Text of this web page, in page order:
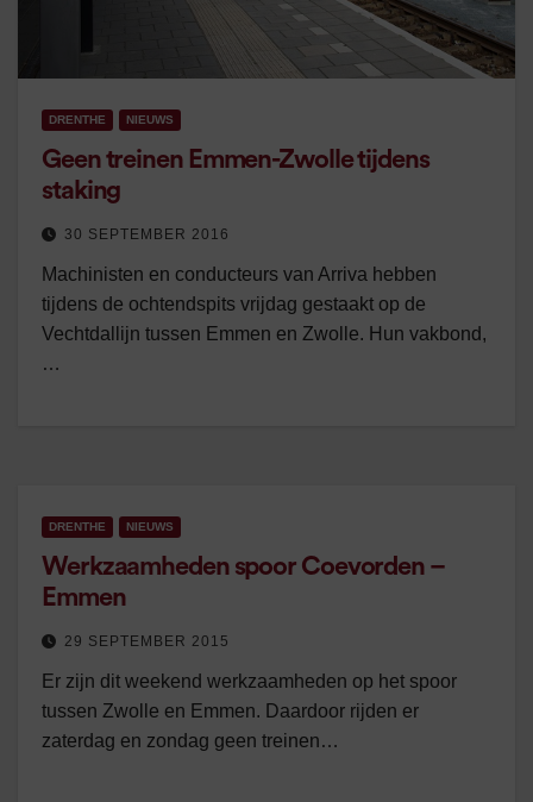
DRENTHE NIEUWS
Geen treinen Emmen-Zwolle tijdens
staking
30 SEPTEMBER 2016
Machinisten en conducteurs van Arriva hebben
tijdens de ochtendspits vrijdag gestaakt op de
Vechtdallijn tussen Emmen en Zwolle. Hun vakbond,
…
DRENTHE NIEUWS
Werkzaamheden spoor Coevorden –
Emmen
29 SEPTEMBER 2015
Er zijn dit weekend werkzaamheden op het spoor
tussen Zwolle en Emmen. Daardoor rijden er
zaterdag en zondag geen treinen…